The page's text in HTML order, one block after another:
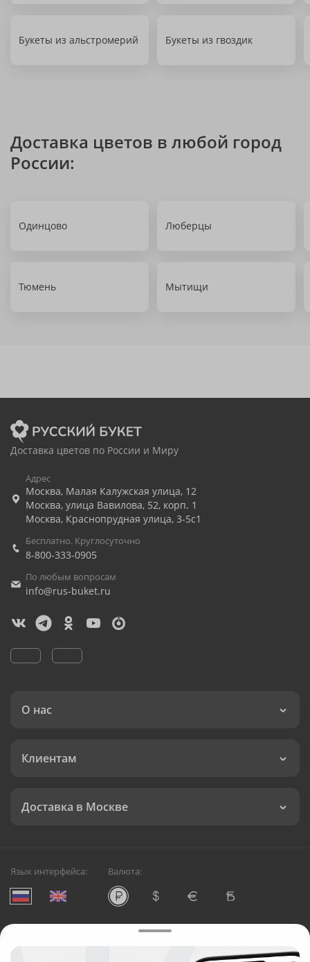
Букеты из альстромерий Букеты из гвоздик
Доставка цветов в любой город
России:
Одинцово Люберцы
Тюмень Мытищи
Доставка цветов по России и Миру
Адрес
Москва, Малая Калужская улица, 12
Москва, улица Вавилова, 52, корп. 1
Москва, Краснопрудная улица, 3-5с1
Бесплатно. Круглосуточно
8-800-333-0905
По любым вопросам
info@rus-buket.ru
О нас
Клиентам
Доставка в Москве
Язык интерфейса: Валюта:
Служба круглосуточной доставки цветов в Москве
Русский Букет, 2026